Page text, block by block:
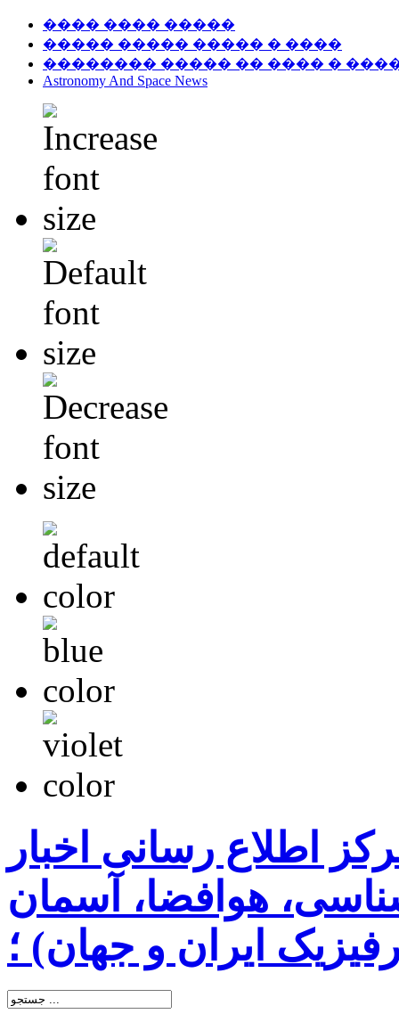
���� ���� �����
����� ����� ����� � ����
�������� ����� �� ���� �
Astronomy And Space News
اطلاع رسانی اخبار
هوافضا، آسمان
ایران و جهان) ؛